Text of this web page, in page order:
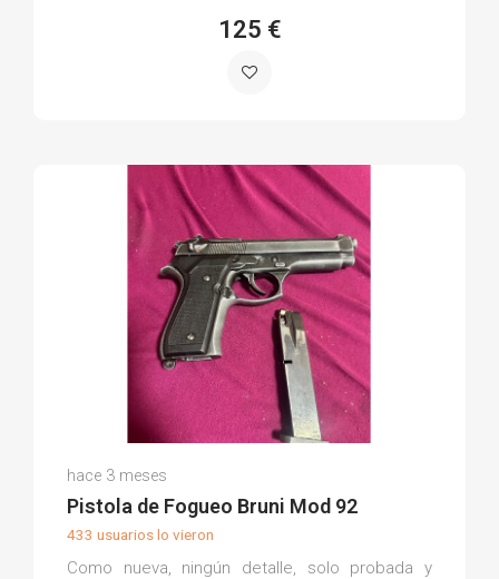
125 €
hace 3 meses
Pistola de Fogueo Bruni Mod 92
433 usuarios lo vieron
Como nueva, ningún detalle, solo probada y